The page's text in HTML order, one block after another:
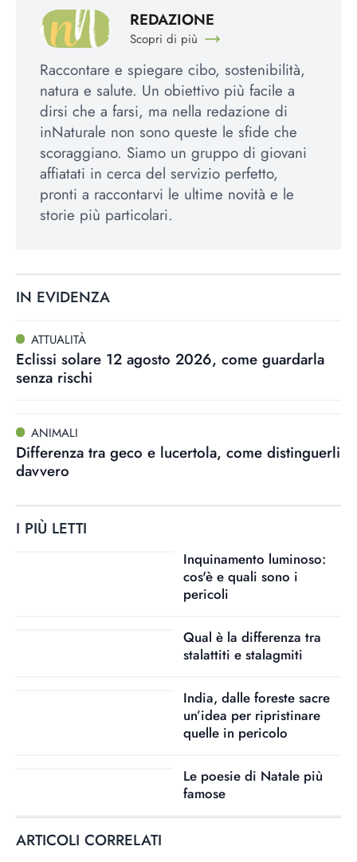
REDAZIONE
Scopri di più
Raccontare e spiegare cibo, sostenibilità,
natura e salute. Un obiettivo più facile a
dirsi che a farsi, ma nella redazione di
inNaturale non sono queste le sfide che
scoraggiano. Siamo un gruppo di giovani
affiatati in cerca del servizio perfetto,
pronti a raccontarvi le ultime novità e le
storie più particolari.
IN EVIDENZA
ATTUALITÀ
Eclissi solare 12 agosto 2026, come guardarla
senza rischi
ANIMALI
Differenza tra geco e lucertola, come distinguerli
davvero
I PIÙ LETTI
Inquinamento luminoso:
cos'è e quali sono i
pericoli
Qual è la differenza tra
stalattiti e stalagmiti
India, dalle foreste sacre
un’idea per ripristinare
quelle in pericolo
Le poesie di Natale più
famose
ARTICOLI CORRELATI